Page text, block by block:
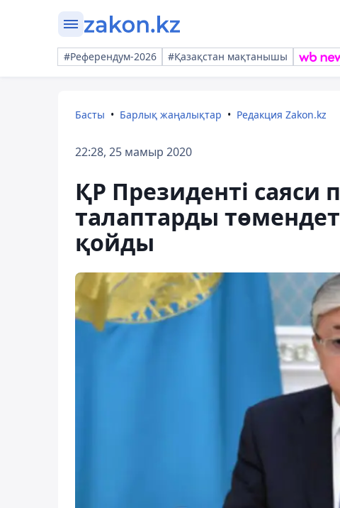
#Референдум-2026 #Қазақстан мақтанышы
Басты Барлық жаңалықтар Редакция Zakon.kz
22:28, 25 мамыр 2020
ҚР Президенті саяси
талаптарды
қойды